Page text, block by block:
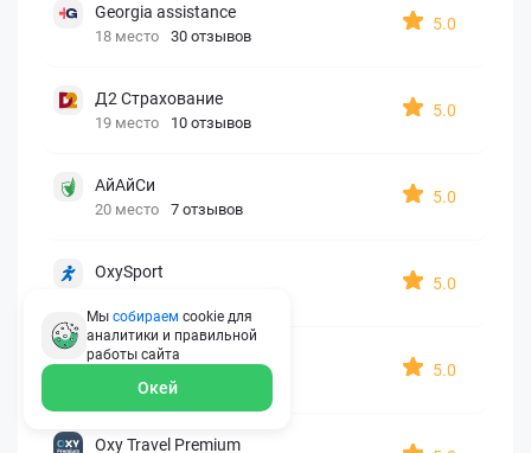
Georgia assistance
18 место 30 отзывов
5.0
Д2 Страхование
19 место 10 отзывов
5.0
АйАйСи
20 место 7 отзывов
5.0
OxySport
5.0
ERGO AXA
22 место 2 отзыва
5.0
Oxy Travel Premium
Мы собираем cookie для
аналитики и правильной
работы сайта
Окей